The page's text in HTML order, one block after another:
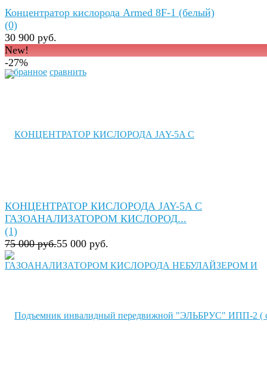
избранное сравнить
Концентратор кислорода Armed 8F-1 (белый)
(0)
30 900 руб.
New!
-27%
КОНЦЕНТРАТОР КИСЛОРОДА JAY-5A C
ГАЗОАНАЛИЗАТОРОМ КИСЛОРОД...
(1)
75 000 руб.55 000 руб.